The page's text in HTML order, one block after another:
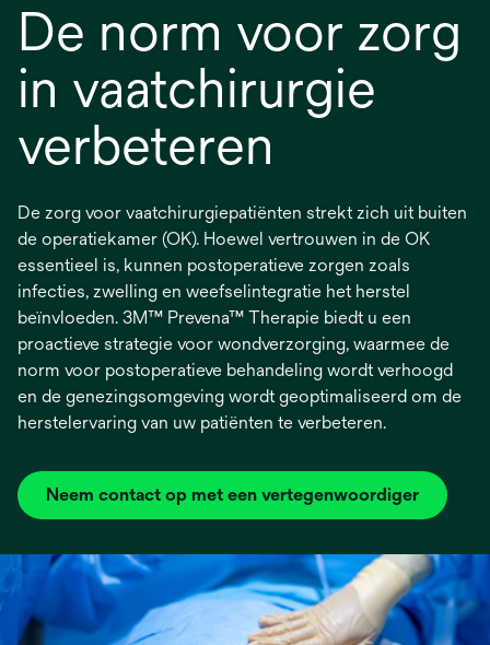
De norm voor zorg
in vaatchirurgie
verbeteren
De zorg voor vaatchirurgiepatiënten strekt zich uit buiten
de operatiekamer (OK). Hoewel vertrouwen in de OK
essentieel is, kunnen postoperatieve zorgen zoals
infecties, zwelling en weefselintegratie het herstel
beïnvloeden. 3M™ Prevena™ Therapie biedt u een
proactieve strategie voor wondverzorging, waarmee de
norm voor postoperatieve behandeling wordt verhoogd
en de genezingsomgeving wordt geoptimaliseerd om de
herstelervaring van uw patiënten te verbeteren.
Neem contact op met een vertegenwoordiger